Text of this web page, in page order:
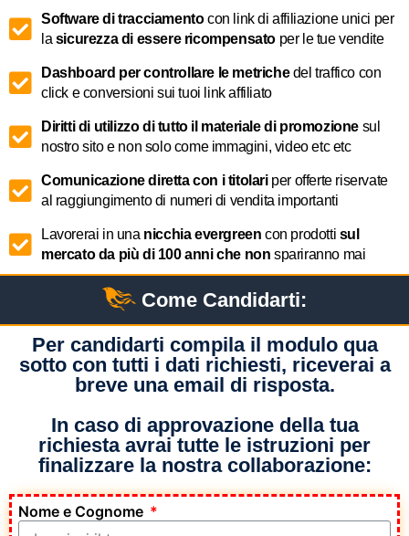
Software di tracciamentocon link di affiliazione unici per
la sicurezza di essere ricompensato per le tue vendite
Dashboard per controllare le metrichedel traffico con
click e conversioni sui tuoi link affiliato
Diritti di utilizzo di tutto il materiale di promozione sul
nostro sito e non solo come immagini, video etc etc
Comunicazione diretta con i titolariper offerte riservate
al raggiungimento di numeri di vendita importanti
Lavorerai in una nicchia evergreen con prodotti sul
mercato da più di 100 anni che nonspariranno mai
Come Candidarti:
Per candidarti compila il modulo qua
sotto con tutti i dati richiesti, riceverai a
breve una email di risposta.
In caso di approvazione della tua
richiesta avrai tutte le istruzioni per
finalizzare la nostra collaborazione:
Nome e Cognome